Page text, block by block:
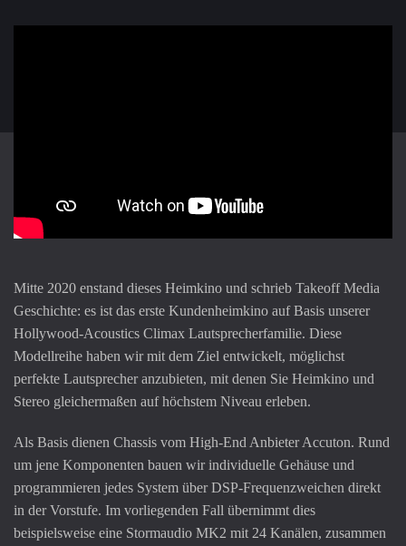
Mitte 2020 enstand dieses Heimkino und schrieb Takeoff Media
Geschichte: es ist das erste Kundenheimkino auf Basis unserer
Hollywood-Acoustics Climax Lautsprecherfamilie. Diese
Modellreihe haben wir mit dem Ziel entwickelt, möglichst
perfekte Lautsprecher anzubieten, mit denen Sie Heimkino und
Stereo gleichermaßen auf höchstem Niveau erleben.
Als Basis dienen Chassis vom High-End Anbieter Accuton. Rund
um jene Komponenten bauen wir individuelle Gehäuse und
programmieren jedes System über DSP-Frequenzweichen direkt
in der Vorstufe. Im vorliegenden Fall übernimmt dies
beispielsweise eine Stormaudio MK2 mit 24 Kanälen, zusammen